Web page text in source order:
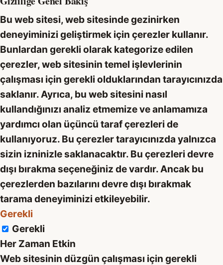
Bu web sitesi, web sitesinde gezinirken
deneyiminizi geliştirmek için çerezler kullanır.
Bunlardan gerekli olarak kategorize edilen
çerezler, web sitesinin temel işlevlerinin
çalışması için gerekli olduklarından tarayıcınızda
saklanır. Ayrıca, bu web sitesini nasıl
kullandığınızı analiz etmemize ve anlamamıza
yardımcı olan üçüncü taraf çerezleri de
kullanıyoruz. Bu çerezler tarayıcınızda yalnızca
sizin izninizle saklanacaktır. Bu çerezleri devre
dışı bırakma seçeneğiniz de vardır. Ancak bu
çerezlerden bazılarını devre dışı bırakmak
tarama deneyiminizi etkileyebilir.
Gerekli
Gerekli
Her Zaman Etkin
Web sitesinin düzgün çalışması için gerekli